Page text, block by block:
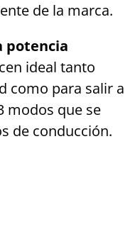
de la marca.
potencia
ideal tanto
como para salir a
modos que se
de conducción.